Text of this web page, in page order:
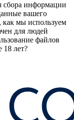
сбора информации
вашего
как мы используем
для людей
файлов
18 лет?